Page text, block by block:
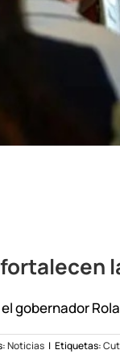
gobernador
Noticias | Etiquetas: